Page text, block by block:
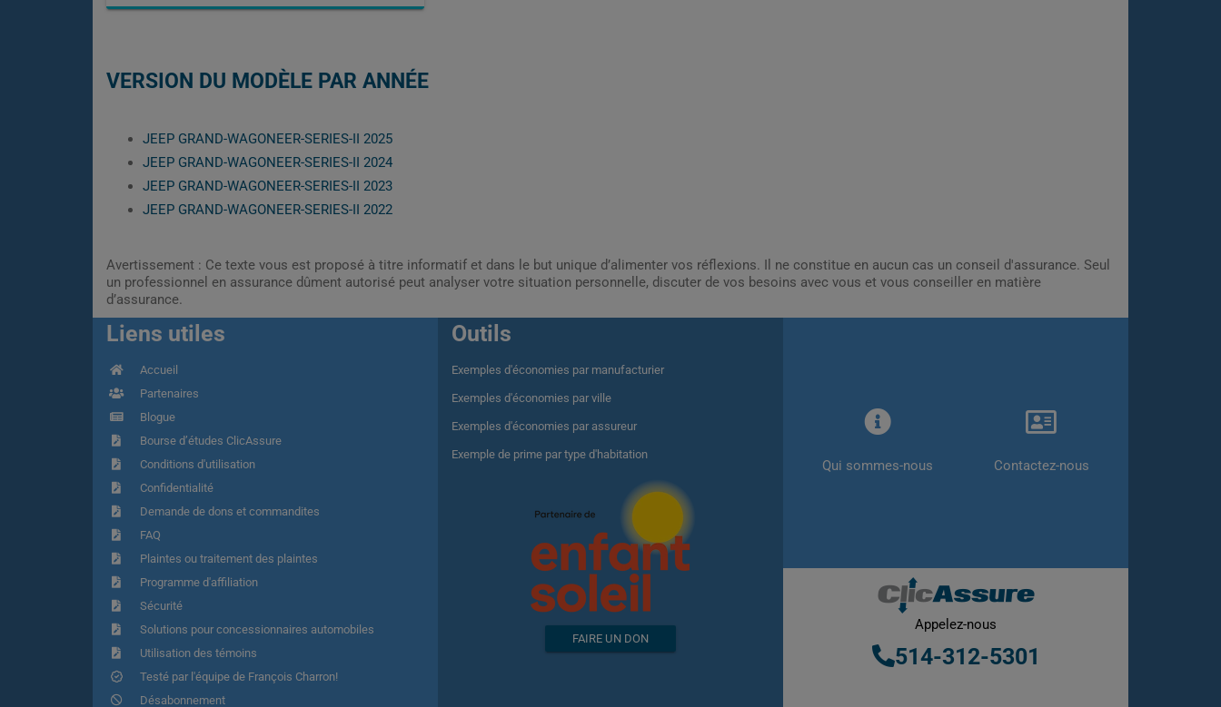
VERSION DU MODÈLE PAR ANNÉE
JEEP GRAND-WAGONEER-SERIES-II 2025
JEEP GRAND-WAGONEER-SERIES-II 2024
JEEP GRAND-WAGONEER-SERIES-II 2023
JEEP GRAND-WAGONEER-SERIES-II 2022
Avertissement : Ce texte vous est proposé à titre informatif et dans le but unique d’alimenter vos réflexions. Il ne constitue en aucun cas un conseil d'assurance. Seul
un professionnel en assurance dûment autorisé peut analyser votre situation personnelle, discuter de vos besoins avec vous et vous conseiller en matière
d’assurance.
Liens utiles
Accueil
Partenaires
Blogue
Bourse d’études ClicAssure
Conditions d'utilisation
Confidentialité
Demande de dons et commandites
FAQ
Plaintes ou traitement des plaintes
Programme d'affiliation
Sécurité
Solutions pour concessionnaires automobiles
Utilisation des témoins
Testé par l'équipe de François Charron!
Désabonnement
Outils
Exemples d'économies par manufacturier
Exemples d'économies par ville
Exemples d'économies par assureur
Exemple de prime par type d'habitation
FAIRE UN DON
Qui sommes-nous Contactez-nous
Appelez-nous
514-312-5301